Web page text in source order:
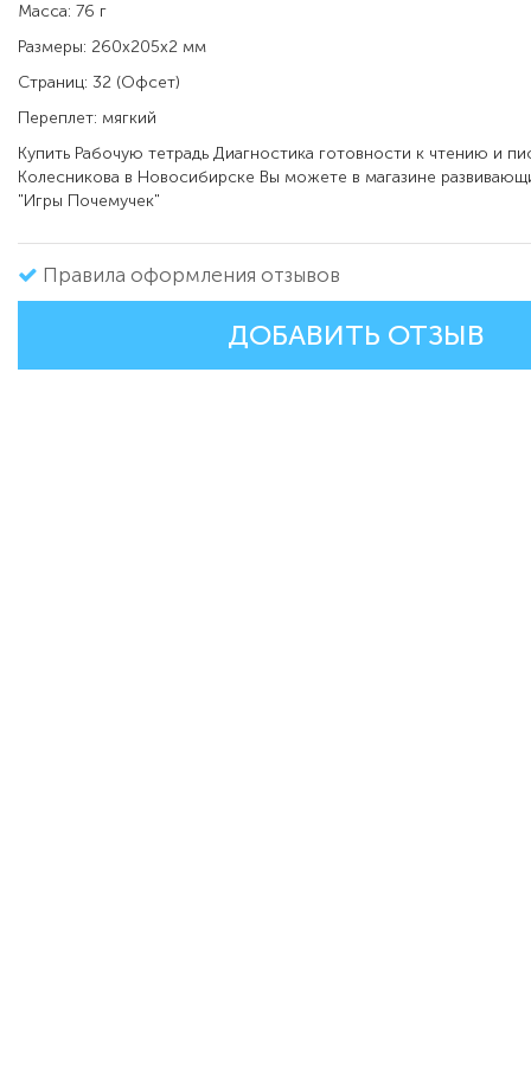
Масса: 76 г
Размеры: 260x205x2 мм
Страниц: 32 (Офсет)
Переплет: мягкий
Купить Рабочую тетрадь Диагностика готовности к чтению и
Колесникова в Новосибирске Вы можете в магазине
"Игры Почемучек"
Правила оформления отзывов
ДОБАВИТЬ ОТЗЫВ